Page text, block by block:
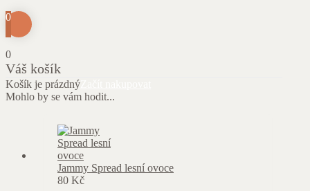
0
0
Váš košík
Košík je prázdný
Mohlo by se vám hodit...
Jammy Spread lesní ovoce
80 Kč